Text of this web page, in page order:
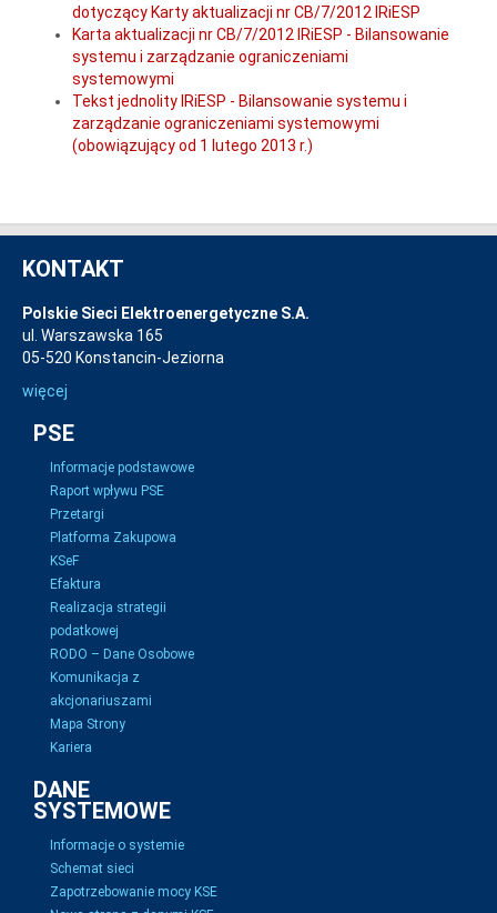
dotyczący Karty aktualizacji nr CB/7/2012 IRiESP
Karta aktualizacji nr CB/7/2012 IRiESP - Bilansowanie
systemu i zarządzanie ograniczeniami
systemowymi
Tekst jednolity IRiESP - Bilansowanie systemu i
zarządzanie ograniczeniami systemowymi
(obowiązujący od 1 lutego 2013 r.)
KONTAKT
Polskie Sieci Elektroenergetyczne S.A.
ul. Warszawska 165
05-520 Konstancin-Jeziorna
więcej
PSE
Informacje podstawowe
Raport wpływu PSE
Przetargi
Platforma Zakupowa
KSeF
Efaktura
Realizacja strategii
podatkowej
RODO – Dane Osobowe
Komunikacja z
akcjonariuszami
Mapa Strony
Kariera
DANE
SYSTEMOWE
Informacje o systemie
Schemat sieci
Zapotrzebowanie mocy KSE